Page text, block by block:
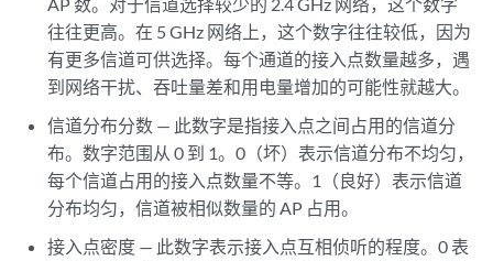
AP 数。对于信道选择较少的 2.4 GHz 网络，这个数字
往往更高。在 5 GHz 网络上，这个数字往往较低，因为
有更多信道可供选择。每个通道的接入点数量越多，遇
到网络干扰、吞吐量差和用电量增加的可能性就越大。
信道分布分数 — 此数字是指接入点之间占用的信道分
布。数字范围从 0 到 1。0（坏）表示信道分布不均匀，
每个信道占用的接入点数量不等。1（良好）表示信道
分布均匀，信道被相似数量的 AP 占用。
接入点密度 — 此数字表示接入点互相侦听的程度。0 表